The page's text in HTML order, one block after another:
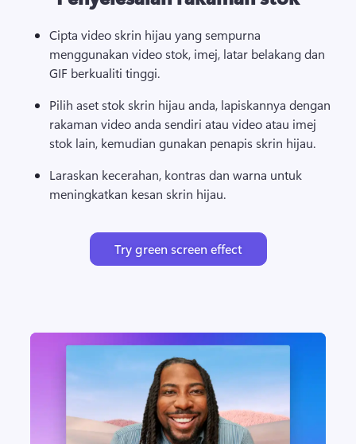
Cipta video skrin hijau yang sempurna
menggunakan video stok, imej, latar belakang dan
GIF berkualiti tinggi.
Pilih aset stok skrin hijau anda, lapiskannya dengan
rakaman video anda sendiri atau video atau imej
stok lain, kemudian gunakan penapis skrin hijau.
Laraskan kecerahan, kontras dan warna untuk
meningkatkan kesan skrin hijau.
Try green screen effect